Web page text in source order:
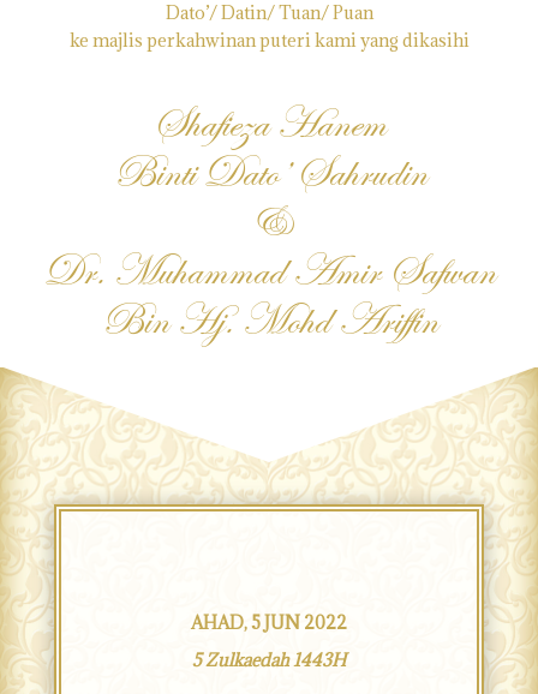
Dato’/ Datin/ Tuan/ Puan
ke majlis perkahwinan puteri kami yang dikasihi
Shafieza Hanem
Binti Dato’ Sahrudin
&
Dr. Muhammad Amir Safwan
Bin Hj. Mohd Ariffin
AHAD, 5 JUN 2022
5 Zulkaedah 1443H